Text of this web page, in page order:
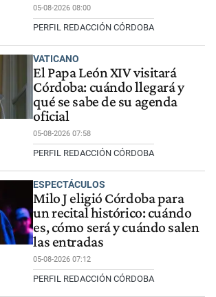
05-08-2026 08:00
PERFIL REDACCIÓN CÓRDOBA
VATICANO
El Papa León XIV visitará
Córdoba: cuándo llegará y
qué se sabe de su agenda
oficial
05-08-2026 07:58
PERFIL REDACCIÓN CÓRDOBA
ESPECTÁCULOS
Milo J eligió Córdoba para
un recital histórico: cuándo
es, cómo será y cuándo salen
las entradas
05-08-2026 07:12
PERFIL REDACCIÓN CÓRDOBA